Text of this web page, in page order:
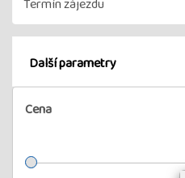
Další parametry
Cena